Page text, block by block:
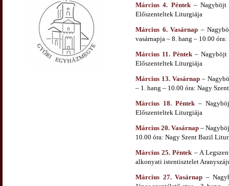
Március 4. Péntek– Nagyböjt
Előszenteltek Liturgiája
Március 6. Vasárnap –
vasárnapja – 8. hang – 10.00
Március 11. Péntek – Nagyböjt
Előszenteltek Liturgiája
Március 13. Vasárnap–
– 1. hang – 10.00 óra: Nagy
Március 18. Péntek–
Előszenteltek Liturgiája
Március 20. Vasárnap –
10.00 óra: Nagy Szent Bazil
Március 25. Péntek – A
alkonyati istentisztelet
Március 27. Vasárnap –